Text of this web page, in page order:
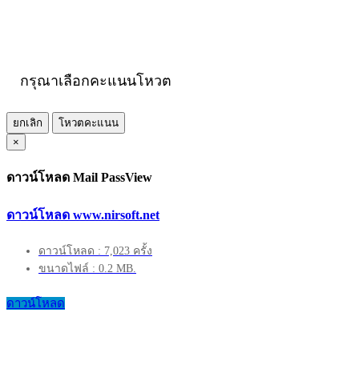
กรุณาเลือกคะแนนโหวต
ยกเลิก
โหวตคะแนน
×
ดาวน์โหลด Mail PassView
ดาวน์โหลด www.nirsoft.net
ดาวน์โหลด : 7,023 ครั้ง
ขนาดไฟล์ : 0.2 MB.
ดาวน์โหลด